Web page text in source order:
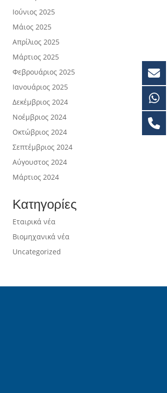
Ιούνιος 2025
Μάιος 2025
Απρίλιος 2025
Μάρτιος 2025
Φεβρουάριος 2025
Ιανουάριος 2025
Δεκέμβριος 2024
Νοέμβριος 2024
Οκτώβριος 2024
Σεπτέμβριος 2024
Αύγουστος 2024
Μάρτιος 2024
Κατηγορίες
Εταιρικά νέα
Βιομηχανικά νέα
Uncategorized